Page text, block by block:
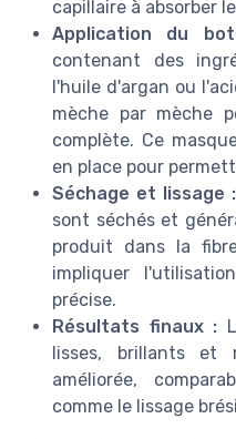
capillaire à absorber
Application du
contenant des
l'huile d'argan ou
mèche par mèche
complète. Ce
en place pour
Séchage et lissage :
sont séchés et
produit dans la
impliquer
précise.
Résultats finaux :
lisses, brillants et
améliorée,
comme le lissage